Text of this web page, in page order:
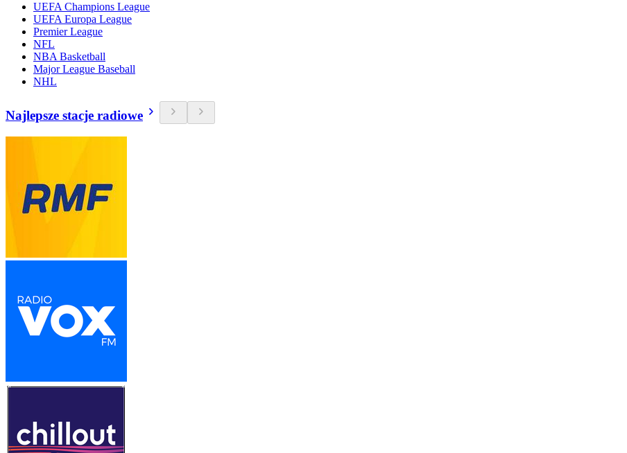
UEFA Champions League
UEFA Europa League
Premier League
NFL
NBA Basketball
Major League Baseball
NHL
Najlepsze stacje radiowe